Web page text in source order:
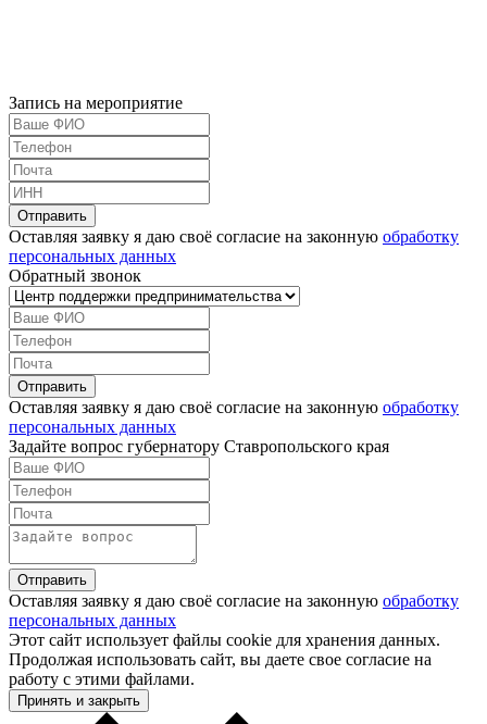
Запись на мероприятие
Оставляя заявку я даю своё согласие на законную обработку
персональных данных
Обратный звонок
Оставляя заявку я даю своё согласие на законную обработку
персональных данных
Задайте вопрос губернатору Ставропольского края
Оставляя заявку я даю своё согласие на законную обработку
персональных данных
Этот сайт использует файлы cookie для хранения данных.
Продолжая использовать сайт, вы даете свое согласие на
работу с этими файлами.
Принять и закрыть